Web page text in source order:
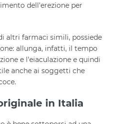
dell'erezione per
altri farmaci simili, possiede
allunga, infatti, il tempo
e l'eiaculazione e quindi
anche ai soggetti che
in Italia